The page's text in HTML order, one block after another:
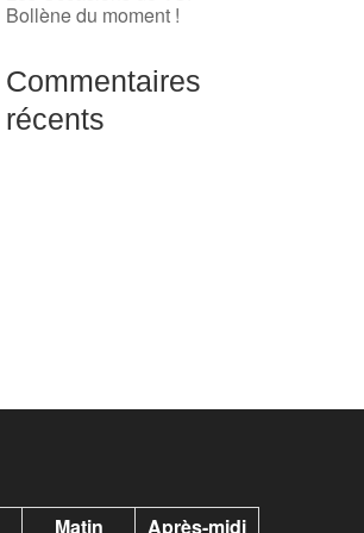
Bollène du moment !
Commentaires
récents
Matin Après-midi